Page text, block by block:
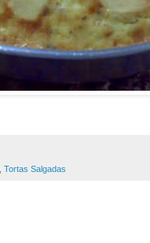
Tortas Salgadas